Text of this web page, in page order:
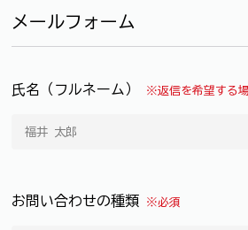
メールフォーム
氏名（フルネーム） ※返信を希望する
お問い合わせの種類 ※必須